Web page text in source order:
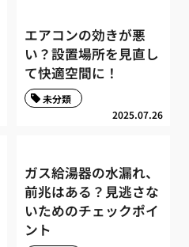
エアコンの効きが悪
い？設置場所を見直し
て快適空間に！
2025.07.26
未分類
ガス給湯器の水漏れ、
前兆はある？見逃さな
いためのチェックポイ
ント